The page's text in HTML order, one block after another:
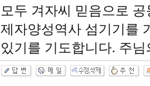
모두 겨자씨 믿음으로
제자양성역사 섬기기를
있기를 기도합니다. 주